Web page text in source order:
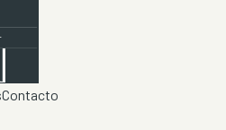
Contacto